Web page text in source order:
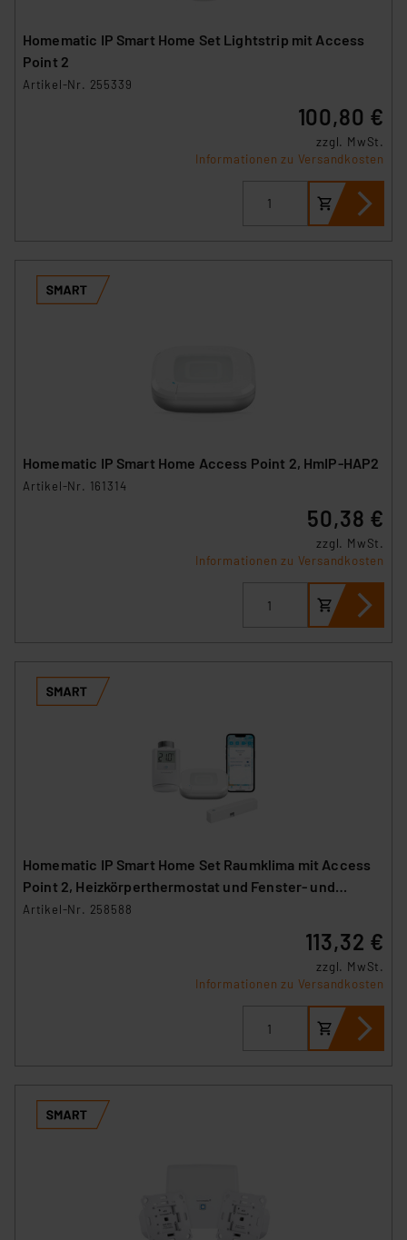
Homematic IP Smart Home Set Lightstrip mit Access
Point 2
Artikel-Nr. 255339
100,80 €
zzgl. MwSt.
Informationen zu Versandkosten
Homematic IP Smart Home Access Point 2, HmIP-HAP2
Artikel-Nr. 161314
50,38 €
zzgl. MwSt.
Informationen zu Versandkosten
Homematic IP Smart Home Set Raumklima mit Access
Point 2, Heizkörperthermostat und Fenster- und
Türkontakt
Artikel-Nr. 258588
113,32 €
zzgl. MwSt.
Informationen zu Versandkosten